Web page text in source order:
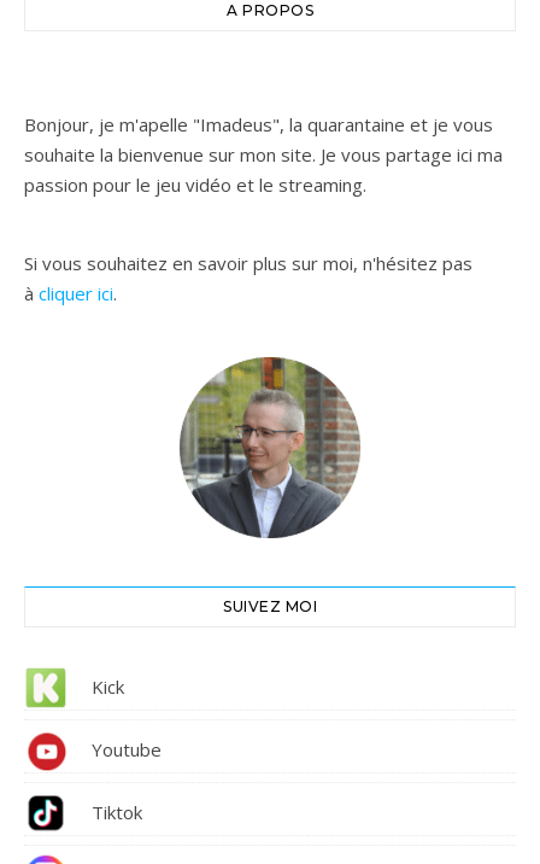
A PROPOS
Bonjour, je m'apelle "Imadeus", la quarantaine et je vous
souhaite la bienvenue sur mon site. Je vous partage ici ma
passion pour le jeu vidéo et le streaming.
Si vous souhaitez en savoir plus sur moi, n'hésitez pas
à cliquer ici.
SUIVEZ MOI
Kick
Youtube
Tiktok